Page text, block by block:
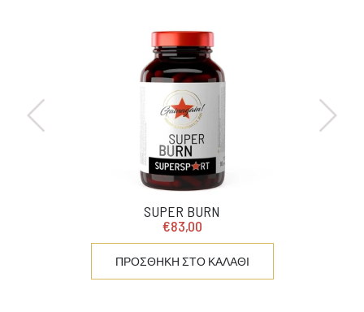
SUPER BURN
€83,00
ΠΡΟΣΘΗΚΗ ΣΤΟ ΚΑΛΑΘΙ